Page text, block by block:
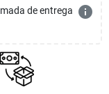
de entrega info